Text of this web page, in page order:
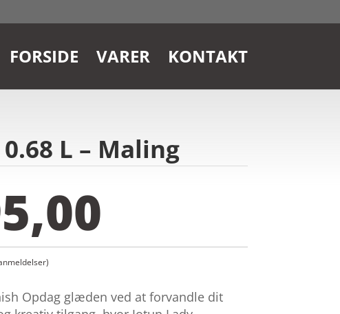
FORSIDE VARER KONTAKT
L – Maling
Opdag glæden ved at forvandle dit